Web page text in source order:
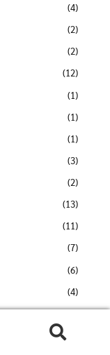
(4)
(2)
(2)
(12)
(1)
(1)
(1)
(3)
(2)
(13)
(11)
(7)
(6)
(4)
(1)